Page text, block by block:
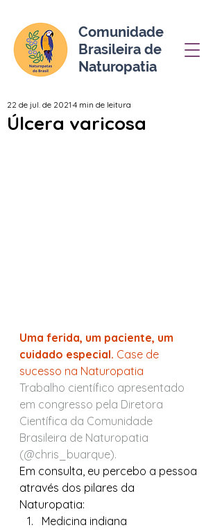
Comunidade
Brasileira de
Naturopatia
Úlcera varicosa
22 de jul. de 2021 4 min de leitura
Uma ferida, um paciente, um
cuidado especial. Case de
sucesso na Naturopatia
Trabalho científico apresentado
em congresso pela Diretora
Científica da Comunidade
Brasileira de Naturopatia
(@chris_buarque).
Em consulta, eu percebo a pessoa
através dos pilares da
Naturopatia:
Medicina indiana